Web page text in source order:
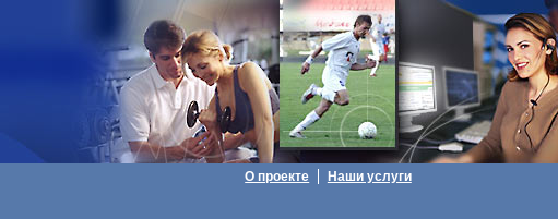
О проекте Наши услуги